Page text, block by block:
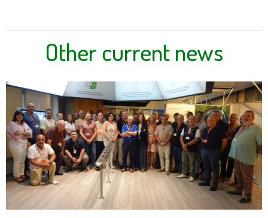
Other current news